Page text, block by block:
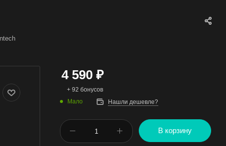
4 590 ₽
+ 92 бонусов
Мало
Нашли дешевле?
В корзину